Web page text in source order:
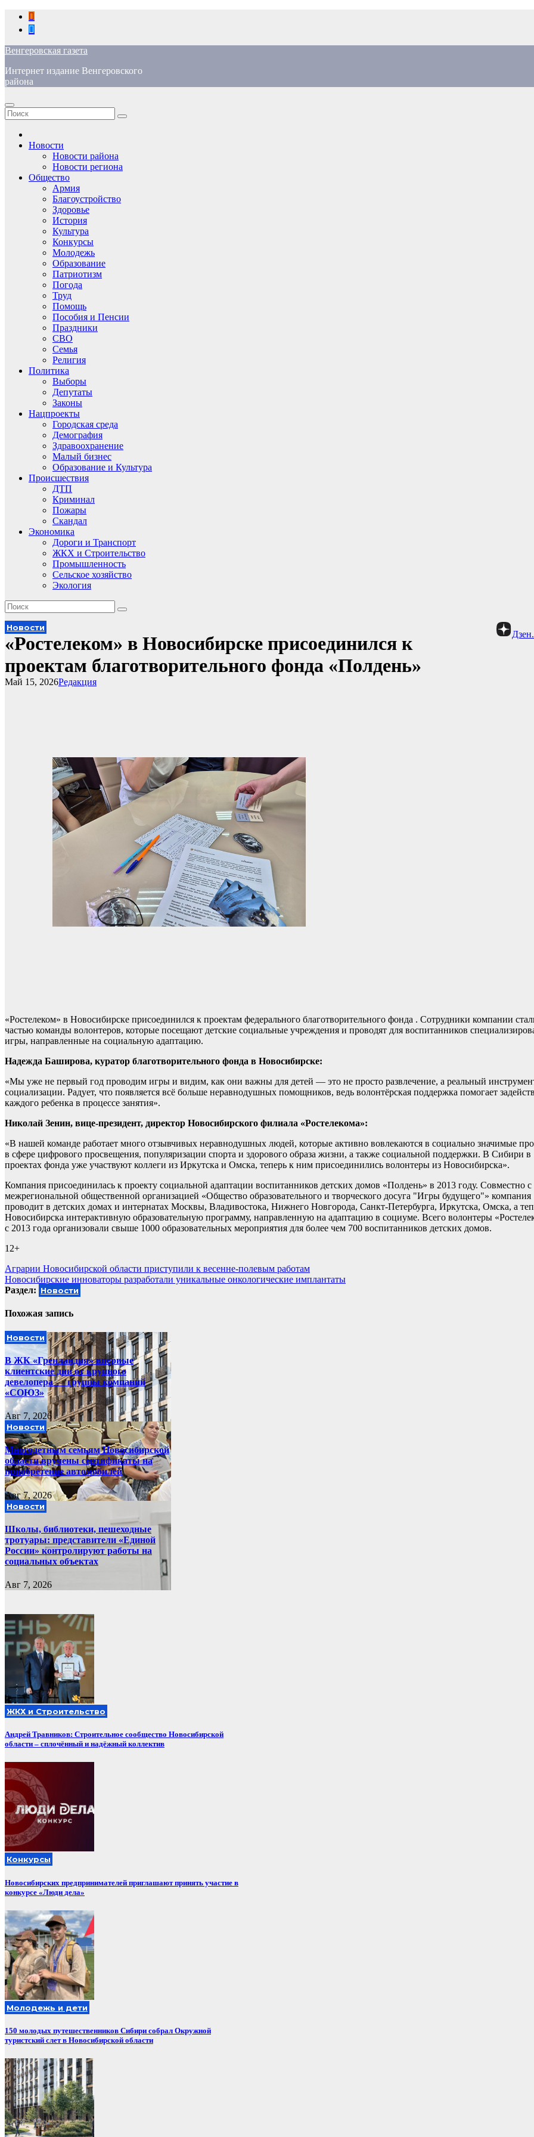
Перейти
содержимому
Венгеровская газета
Интернет издание Венгеровского
района
Новости
Новости района
Новости региона
Общество
Армия
Благоустройство
Здоровье
История
Культура
Конкурсы
Молодежь
Образование
Патриотизм
Погода
Труд
Помощь
Пособия и Пенсии
Праздники
СВО
Семья
Религия
Политика
Выборы
Депутаты
Законы
Нацпроекты
Городская среда
Демография
Здравоохранение
Малый бизнес
Образование и Культура
Происшествия
ДТП
Криминал
Пожары
Скандал
Экономика
Дороги и Транспорт
ЖКХ и Строительство
Промышленность
Сельское хозяйство
Экология
Новости
«Ростелеком» в Новосибирске присоединился к
проектам благотворительного фонда «Полдень»
Редакция
Май 15, 2026
«Ростелеком» в Новосибирске присоединился к проектам федерального благотворительного фонда . Сотрудники компании
частью команды волонтеров, которые посещают детские социальные учреждения и проводят для воспитанников
игры, направленные на социальную адаптацию.
Надежда Баширова, куратор благотворительного фонда в Новосибирске:
«Мы уже не первый год проводим игры и видим, как они важны для детей — это не просто развлечение, а реальный
социализации. Радует, что появляется всё больше неравнодушных помощников, ведь волонтёрская поддержка помогает
каждого ребенка в процессе занятия».
Николай Зенин, вице-президент, директор Новосибирского филиала «Ростелекома»:
«В нашей команде работает много отзывчивых неравнодушных людей, которые активно вовлекаются в социально значимые
в сфере цифрового просвещения, популяризации спорта и здорового образа жизни, а также социальной поддержки. В Сибири в
проектах фонда уже участвуют коллеги из Иркутска и Омска, теперь к ним присоединились волонтеры из Новосибирска».
Компания присоединилась к проекту социальной адаптации воспитанников детских домов «Полдень» в 2013 году. Совместно с
межрегиональной общественной организацией «Общество образовательного и творческого досуга "Игры будущего"» компания
проводит в детских домах и интернатах Москвы, Владивостока, Нижнего Новгорода, Санкт-Петербурга, Иркутска, Омска, а
Новосибирска интерактивную образовательную программу, направленную на адаптацию в социуме. Всего волонтеры
с 2013 года организовали свыше 1000 образовательных мероприятия для более чем 700 воспитанников детских домов.
12+
Навигация
по
Аграрии Новосибирской области приступили к весенне-полевым работам
Новосибирские инноваторы разработали уникальные онкологические имплантаты
Раздел: Новости
Похожая запись
Новости
В ЖК «Гренландия» впервые
клиентские дни от крупного
девелопера — группы компаний
«СОЮЗ»
Авг 7, 2026
Новости
Многодетным семьям Новосибирской
области вручены сертификаты на
приобретение автомобилей
Авг 7, 2026
Новости
Школы, библиотеки, пешеходные
тротуары: представители «Единой
России» контролируют работы на
социальных объектах
Авг 7, 2026
ЖКХ и Строительство
Андрей Травников: Строительное сообщество Новосибирской
области – сплочённый и надёжный коллектив
Конкурсы
Новосибирских предпринимателей приглашают принять участие в
конкурсе «Люди дела»
Молодежь и дети
150 молодых путешественников Сибири собрал Окружной
туристский слет в Новосибирской области